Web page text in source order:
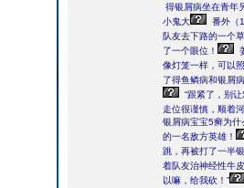
得银屑病坐在青年
小鬼大
番外（1
队友去下路的一个
了一个眼位！
像灯笼一样，可以
了得鱼鳞病和银屑
“跟紧了，别
走位很谨慎，顺着
银屑病宝宝5癣为
的一名敌方英雄！
跳，再被打了一半
着队友治神经性牛
以嘛，给我砍！”